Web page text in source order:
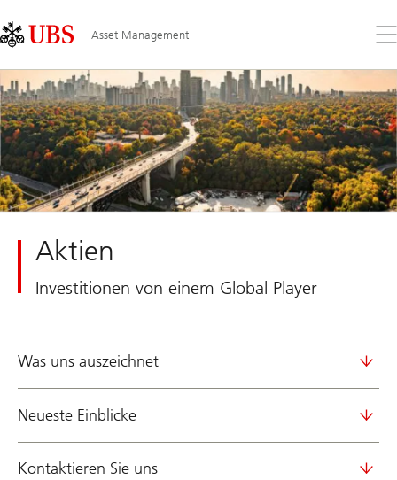
Links
Area
Asset Management
Sie
Aktien
Investitionen von einem Global Player
Was uns auszeichnet
Neueste Einblicke
Kontaktieren Sie uns